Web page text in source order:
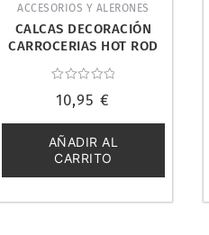
ACCESORIOS Y ALERONES
CALCAS DECORACIÓN
CARROCERIAS HOT ROD
con
de
5
10,95€
AÑADIR AL
CARRITO